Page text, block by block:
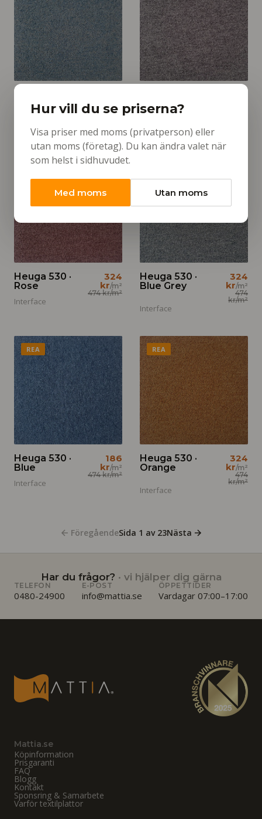
Light Blue
kr /m²
474
Interface
Mauve Taupe
Interface
Heuga 530 ·
Rose
324
kr/m²
474 kr/m²
Interface
Heuga 530 ·
Blue Grey
324
kr/m²
474
kr/m²
Interface
REA
Heuga 530 ·
Blue
186
kr/m²
474 kr/m²
Interface
REA
Heuga 530 ·
Orange
324
kr/m²
474
kr/m²
Interface
FöregåendeSida 1 av 23Nästa
Har du frågor? · vi hjälper dig gärna
TELEFON
0480-24900
E-POST
info@mattia.se
ÖPPETTIDER
Vardagar 07:00–17:00
Mattia.se
Köpinformation
Prisgaranti
FAQ
Blogg
Kontakt
Sponsring & Samarbete
Varför textilplattor
Hur vill du se priserna?
Visa priser med moms (privatperson) eller
utan moms (företag). Du kan ändra valet när
som helst i sidhuvudet.
Med moms Utan moms